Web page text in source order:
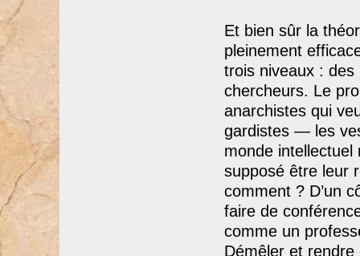
Et bien sûr la
pleinement
trois niveaux : des
chercheurs. Le
anarchistes qui
gardistes — les
monde
supposé être leur
comment ? D’un
faire de
comme un
Démêler et